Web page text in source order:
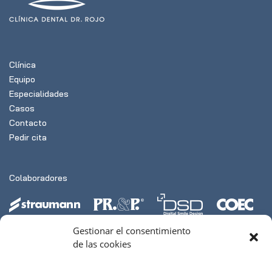
Gestionar el consentimiento
de las cookies
Clínica
Equipo
Especialidades
Casos
Contacto
Pedir cita
Colaboradores